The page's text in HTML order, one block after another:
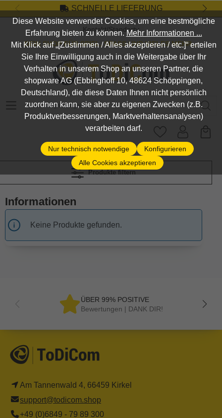
Zum Hauptinhalt springenSCHNELLE LIEFERUNG
Kontakt/Standort
DEIN SHOP FÜR SPIEL, SPASS UND VIELES MEHR...
Suchbegriff eingeben ...
Produkte filtern
Informationen
Keine Produkte gefunden.
ÜBER 99% POSITIVE
Bewertungen | DANK DIR!
Am Tannenwald 4, 66459 Kirkel
support@todicom.shop
+49 (0)6849 - 79 89 300
Diese Website verwendet Cookies, um eine bestmögliche
Erfahrung bieten zu können.Mehr Informationen ...
Mit Klick auf „[Zustimmen / Alles akzeptieren / etc.]“ erteilen
Sie Ihre Einwilligung auch in die Weitergabe über Ihr
Verhalten in unserem Shop an unseren Partner, die
shopware AG (Ebbinghoff 10, 48624 Schöppingen,
Deutschland), die diese Daten Ihnen nicht persönlich
zuordnen kann, sie aber zu eigenen Zwecken (z.B.
Produktverbesserungen, Marktverhaltensanalysen)
verarbeiten darf.
Nur technisch notwendige
Konfigurieren
Alle Cookies akzeptieren